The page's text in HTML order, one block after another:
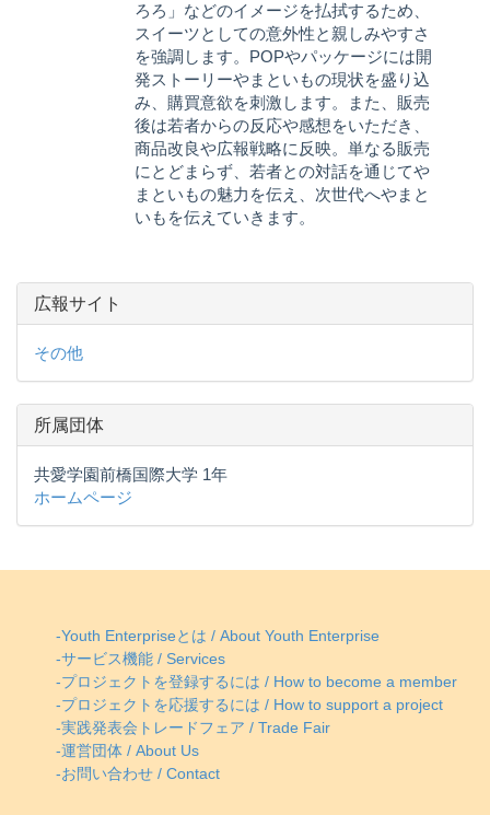
ろろ」などのイメージを払拭するため、
スイーツとしての意外性と親しみやすさ
を強調します。POPやパッケージには開
発ストーリーやまといもの現状を盛り込
み、購買意欲を刺激します。また、販売
後は若者からの反応や感想をいただき、
商品改良や広報戦略に反映。単なる販売
にとどまらず、若者との対話を通じてや
まといもの魅力を伝え、次世代へやまと
いもを伝えていきます。
広報サイト
その他
所属団体
共愛学園前橋国際大学 1年
ホームページ
-Youth Enterpriseとは / About Youth Enterprise
-サービス機能 / Services
-プロジェクトを登録するには / How to become a member
-プロジェクトを応援するには / How to support a project
-実践発表会トレードフェア / Trade Fair
-運営団体 / About Us
-お問い合わせ / Contact